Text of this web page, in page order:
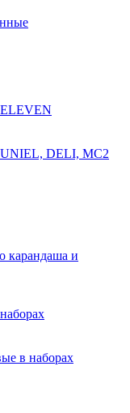
ELEVEN
UNIEL, DELI, MC2
карандаша и
в наборах